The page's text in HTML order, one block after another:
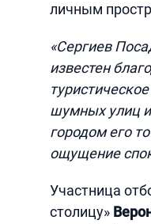
личным
«Сергиев
известен
шумных улиц
городом его
ощущение
Участница
столицу»